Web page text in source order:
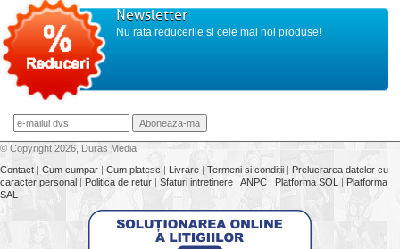
Newsletter
Nu rata reducerile si cele mai noi produse!
© Copyright 2026, Duras Media
Contact | Cum cumpar | Cum platesc | Livrare | Termeni si conditii | Prelucrarea datelor cu
caracter personal | Politica de retur | Sfaturi intretinere | ANPC | Platforma SOL | Platforma
SAL